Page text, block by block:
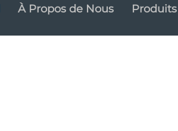
À Propos de Nous Produits